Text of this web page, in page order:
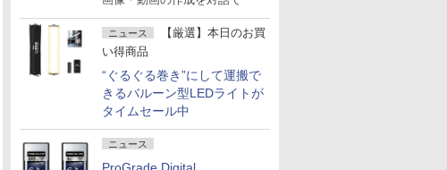
ニュース
【厳選】本日のお買
い得商品
“ぐるぐる巻き”にして運搬で
きるバルーン型LEDライトが
タイムセール中
ニュース